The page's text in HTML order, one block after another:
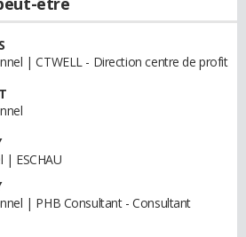
| CTWELL - Direction centre de profit
| ESCHAU
| PHB Consultant - Consultant